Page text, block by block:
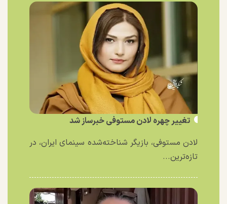
تغییر چهره لادن مستوفی خبرساز شد
لادن مستوفی، بازیگر شناخته‌شده سینمای ایران، در
تازه‌ترین...